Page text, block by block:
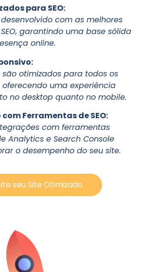
para SEO:
com as melhores
garantindo uma base sólida
online.
são otimizados para todos os
oferecendo uma experiência
no desktop quanto no mobile.
Ferramentas de SEO:
com ferramentas
Analytics e Search Console
o desempenho do seu site.
seu Site Otimizado